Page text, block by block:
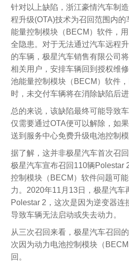
针对以上缺陷，浙江豪情汽车制
程升级(OTA)技术为召回范围内
能量控制模块（BECM）软件，
全隐患。对于无法通过汽车远程
的车辆，极星汽车销售有限公司
相关用户，安排车辆回到授权维
池能量控制模块（BECM）软件
时，未交付车辆将在消除缺陷后进
总的来说，该缺陷最终可能导致
仅需要通过OTA便可以解除，如
送到服务中心免费升级电池控制模
据了解，这并非极星汽车首次召
极星汽车宣布召回110辆Polestar
控制模块（BECM）软件问题可
力。2020年11月13日，极星汽车
Polestar 2，这次是因为逆变器连
导致车辆无法启动或失去动力。
从三次召回来看，极星汽车召回
次因为动力电池控制模块（
回。